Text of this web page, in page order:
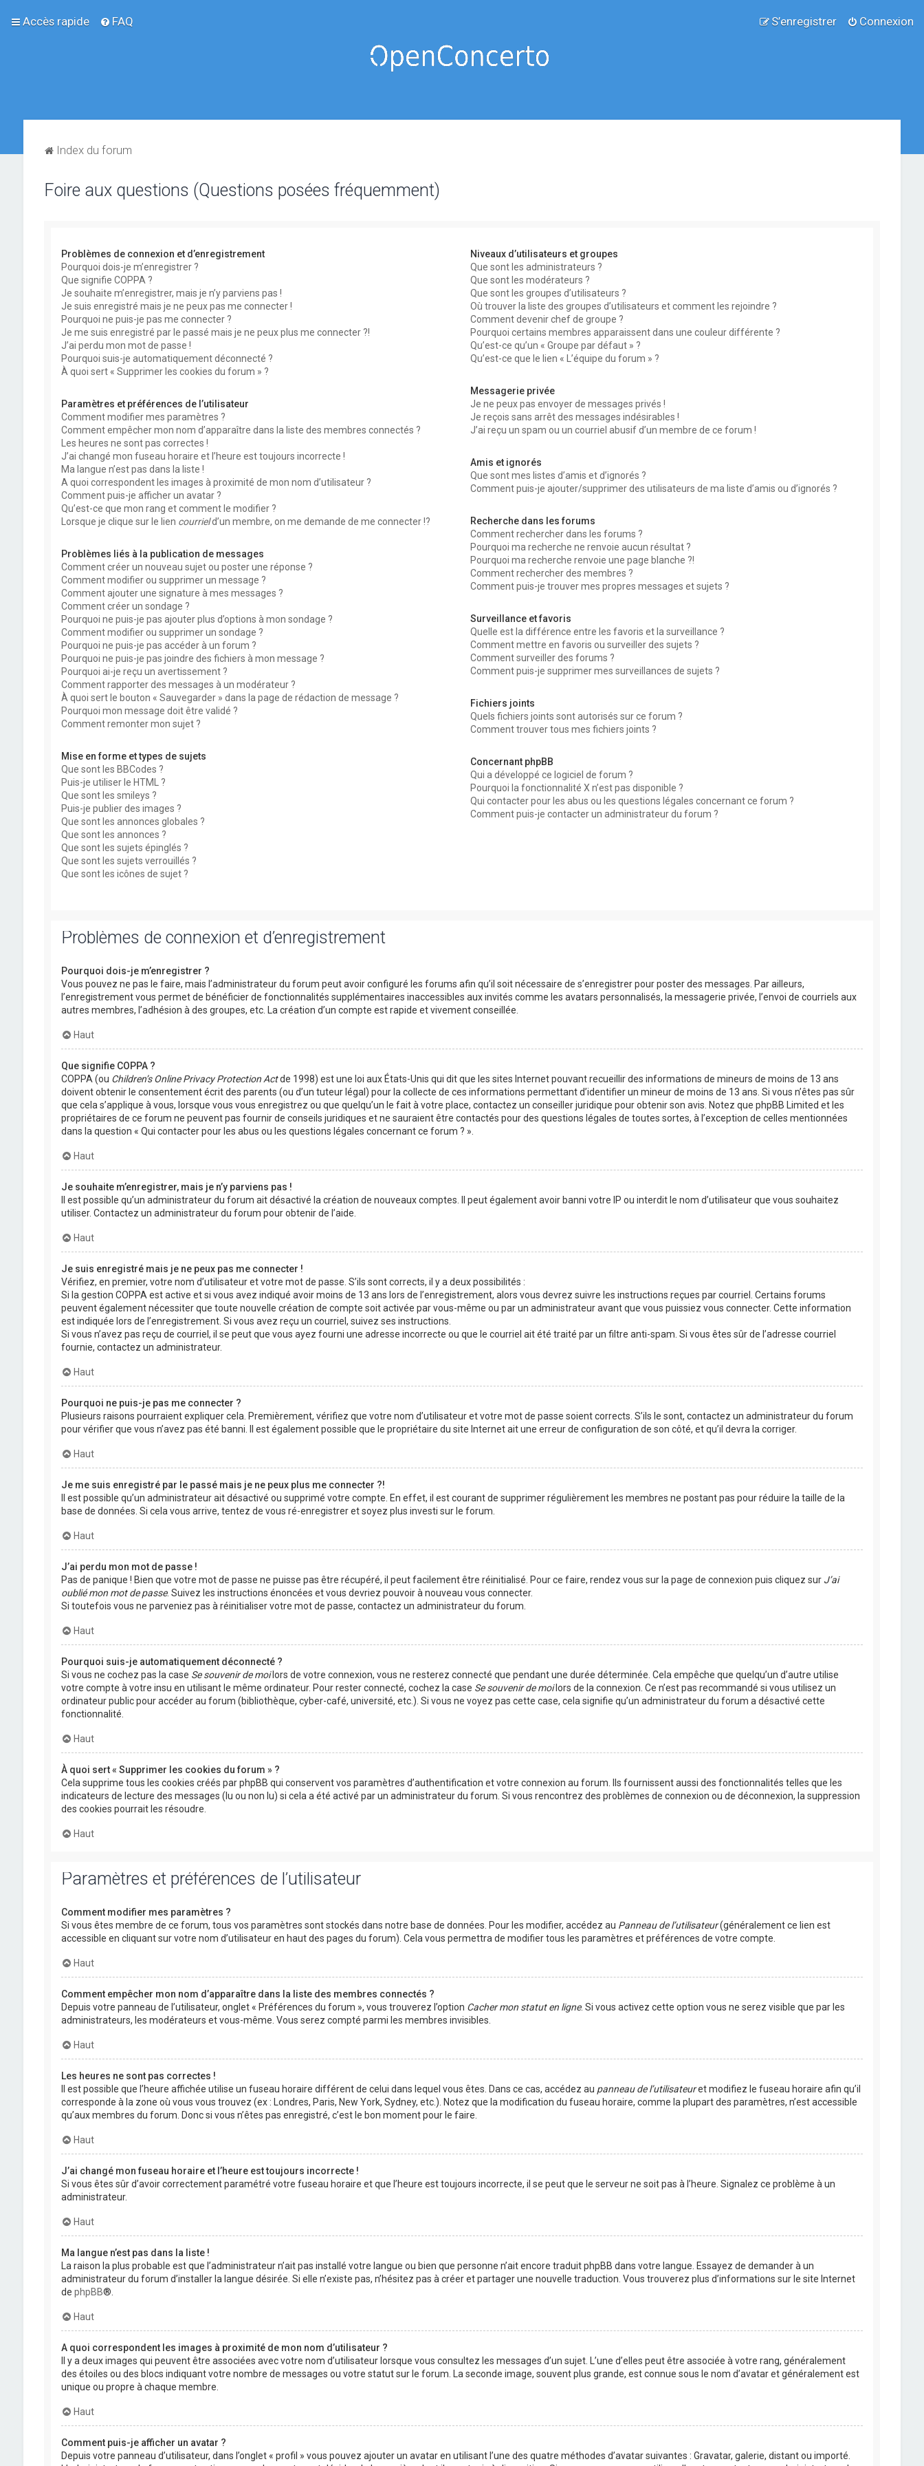
Accès rapide FAQ Connexion
S’enregistrer
Index du forum
Foire aux questions (Questions posées fréquemment)
Problèmes de connexion et d’enregistrement
Pourquoi dois-je m’enregistrer ?
Que signifie COPPA ?
Je souhaite m’enregistrer, mais je n’y parviens pas !
Je suis enregistré mais je ne peux pas me connecter !
Pourquoi ne puis-je pas me connecter ?
Je me suis enregistré par le passé mais je ne peux plus me connecter ?!
J’ai perdu mon mot de passe !
Pourquoi suis-je automatiquement déconnecté ?
À quoi sert « Supprimer les cookies du forum » ?
Paramètres et préférences de l’utilisateur
Comment modifier mes paramètres ?
Comment empêcher mon nom d’apparaître dans la liste des membres connectés ?
Les heures ne sont pas correctes !
J’ai changé mon fuseau horaire et l’heure est toujours incorrecte !
Ma langue n’est pas dans la liste !
A quoi correspondent les images à proximité de mon nom d’utilisateur ?
Comment puis-je afficher un avatar ?
Qu’est-ce que mon rang et comment le modifier ?
Lorsque je clique sur le lien courrield’un membre, on me demande de me connecter !?
Problèmes liés à la publication de messages
Comment créer un nouveau sujet ou poster une réponse ?
Comment modifier ou supprimer un message ?
Comment ajouter une signature à mes messages ?
Comment créer un sondage ?
Pourquoi ne puis-je pas ajouter plus d’options à mon sondage ?
Comment modifier ou supprimer un sondage ?
Pourquoi ne puis-je pas accéder à un forum ?
Pourquoi ne puis-je pas joindre des fichiers à mon message ?
Pourquoi ai-je reçu un avertissement ?
Comment rapporter des messages à un modérateur ?
À quoi sert le bouton « Sauvegarder » dans la page de rédaction de message ?
Pourquoi mon message doit être validé ?
Comment remonter mon sujet ?
Mise en forme et types de sujets
Que sont les BBCodes ?
Puis-je utiliser le HTML ?
Que sont les smileys ?
Puis-je publier des images ?
Que sont les annonces globales ?
Que sont les annonces ?
Que sont les sujets épinglés ?
Que sont les sujets verrouillés ?
Que sont les icônes de sujet ?
Niveaux d’utilisateurs et groupes
Que sont les administrateurs ?
Que sont les modérateurs ?
Que sont les groupes d’utilisateurs ?
Où trouver la liste des groupes d’utilisateurs et comment les rejoindre ?
Comment devenir chef de groupe ?
Pourquoi certains membres apparaissent dans une couleur différente ?
Qu’est-ce qu’un « Groupe par défaut » ?
Qu’est-ce que le lien « L’équipe du forum » ?
Messagerie privée
Je ne peux pas envoyer de messages privés !
Je reçois sans arrêt des messages indésirables !
J’ai reçu un spam ou un courriel abusif d’un membre de ce forum !
Amis et ignorés
Que sont mes listes d’amis et d’ignorés ?
Comment puis-je ajouter/supprimer des utilisateurs de ma liste d’amis ou d’ignorés ?
Recherche dans les forums
Comment rechercher dans les forums ?
Pourquoi ma recherche ne renvoie aucun résultat ?
Pourquoi ma recherche renvoie une page blanche ?!
Comment rechercher des membres ?
Comment puis-je trouver mes propres messages et sujets ?
Surveillance et favoris
Quelle est la différence entre les favoris et la surveillance ?
Comment mettre en favoris ou surveiller des sujets ?
Comment surveiller des forums ?
Comment puis-je supprimer mes surveillances de sujets ?
Fichiers joints
Quels fichiers joints sont autorisés sur ce forum ?
Comment trouver tous mes fichiers joints ?
Concernant phpBB
Qui a développé ce logiciel de forum ?
Pourquoi la fonctionnalité X n’est pas disponible ?
Qui contacter pour les abus ou les questions légales concernant ce forum ?
Comment puis-je contacter un administrateur du forum ?
Problèmes de connexion et d’enregistrement
Pourquoi dois-je m’enregistrer ?
Vous pouvez ne pas le faire, mais l’administrateur du forum peut avoir configuré les forums afin qu’il soit nécessaire de s’enregistrer pour poster des messages. Par ailleurs,
l’enregistrement vous permet de bénéficier de fonctionnalités supplémentaires inaccessibles aux invités comme les avatars personnalisés, la messagerie privée, l’envoi de courriels aux
autres membres, l’adhésion à des groupes, etc. La création d’un compte est rapide et vivement conseillée.
Haut
Que signifie COPPA ?
COPPA (ou Children’s Online Privacy Protection Actde 1998) est une loi aux États-Unis qui dit que les sites Internet pouvant recueillir des informations de mineurs de moins de 13 ans
doivent obtenir le consentement écrit des parents (ou d’un tuteur légal) pour la collecte de ces informations permettant d’identifier un mineur de moins de 13 ans. Si vous n’êtes pas sûr
que cela s’applique à vous, lorsque vous vous enregistrez ou que quelqu’un le fait à votre place, contactez un conseiller juridique pour obtenir son avis. Notez que phpBB Limited et les
propriétaires de ce forum ne peuvent pas fournir de conseils juridiques et ne sauraient être contactés pour des questions légales de toutes sortes, à l’exception de celles mentionnées
dans la question « Qui contacter pour les abus ou les questions légales concernant ce forum ? ».
Haut
Je souhaite m’enregistrer, mais je n’y parviens pas !
Il est possible qu’un administrateur du forum ait désactivé la création de nouveaux comptes. Il peut également avoir banni votre IP ou interdit le nom d’utilisateur que vous souhaitez
utiliser. Contactez un administrateur du forum pour obtenir de l’aide.
Haut
Je suis enregistré mais je ne peux pas me connecter !
Vérifiez, en premier, votre nom d’utilisateur et votre mot de passe. S’ils sont corrects, il y a deux possibilités :
Si la gestion COPPA est active et si vous avez indiqué avoir moins de 13 ans lors de l’enregistrement, alors vous devrez suivre les instructions reçues par courriel. Certains forums
peuvent également nécessiter que toute nouvelle création de compte soit activée par vous-même ou par un administrateur avant que vous puissiez vous connecter. Cette information
est indiquée lors de l’enregistrement. Si vous avez reçu un courriel, suivez ses instructions.
Si vous n’avez pas reçu de courriel, il se peut que vous ayez fourni une adresse incorrecte ou que le courriel ait été traité par un filtre anti-spam. Si vous êtes sûr de l’adresse courriel
fournie, contactez un administrateur.
Haut
Pourquoi ne puis-je pas me connecter ?
Plusieurs raisons pourraient expliquer cela. Premièrement, vérifiez que votre nom d’utilisateur et votre mot de passe soient corrects. S’ils le sont, contactez un administrateur du forum
pour vérifier que vous n’avez pas été banni. Il est également possible que le propriétaire du site Internet ait une erreur de configuration de son côté, et qu’il devra la corriger.
Haut
Je me suis enregistré par le passé mais je ne peux plus me connecter ?!
Il est possible qu’un administrateur ait désactivé ou supprimé votre compte. En effet, il est courant de supprimer régulièrement les membres ne postant pas pour réduire la taille de la
base de données. Si cela vous arrive, tentez de vous ré-enregistrer et soyez plus investi sur le forum.
Haut
J’ai perdu mon mot de passe !
Pas de panique ! Bien que votre mot de passe ne puisse pas être récupéré, il peut facilement être réinitialisé. Pour ce faire, rendez vous sur la page de connexion puis cliquez sur J’ai
oublié mon mot de passe. Suivez les instructions énoncées et vous devriez pouvoir à nouveau vous connecter.
Si toutefois vous ne parveniez pas à réinitialiser votre mot de passe, contactez un administrateur du forum.
Haut
Pourquoi suis-je automatiquement déconnecté ?
Si vous ne cochez pas la case Se souvenir de moilors de votre connexion, vous ne resterez connecté que pendant une durée déterminée. Cela empêche que quelqu’un d’autre utilise
votre compte à votre insu en utilisant le même ordinateur. Pour rester connecté, cochez la case Se souvenir de moilors de la connexion. Ce n’est pas recommandé si vous utilisez un
ordinateur public pour accéder au forum (bibliothèque, cyber-café, université, etc.). Si vous ne voyez pas cette case, cela signifie qu’un administrateur du forum a désactivé cette
fonctionnalité.
Haut
À quoi sert « Supprimer les cookies du forum » ?
Cela supprime tous les cookies créés par phpBB qui conservent vos paramètres d’authentification et votre connexion au forum. Ils fournissent aussi des fonctionnalités telles que les
indicateurs de lecture des messages (lu ou non lu) si cela a été activé par un administrateur du forum. Si vous rencontrez des problèmes de connexion ou de déconnexion, la suppression
des cookies pourrait les résoudre.
Haut
Paramètres et préférences de l’utilisateur
Comment modifier mes paramètres ?
Si vous êtes membre de ce forum, tous vos paramètres sont stockés dans notre base de données. Pour les modifier, accédez au Panneau de l’utilisateur(généralement ce lien est
accessible en cliquant sur votre nom d’utilisateur en haut des pages du forum). Cela vous permettra de modifier tous les paramètres et préférences de votre compte.
Haut
Comment empêcher mon nom d’apparaître dans la liste des membres connectés ?
Depuis votre panneau de l’utilisateur, onglet « Préférences du forum », vous trouverez l’option Cacher mon statut en ligne. Si vous activez cette option vous ne serez visible que par les
administrateurs, les modérateurs et vous-même. Vous serez compté parmi les membres invisibles.
Haut
Les heures ne sont pas correctes !
Il est possible que l’heure affichée utilise un fuseau horaire différent de celui dans lequel vous êtes. Dans ce cas, accédez au panneau de l’utilisateuret modifiez le fuseau horaire afin qu’il
corresponde à la zone où vous vous trouvez (ex : Londres, Paris, New York, Sydney, etc.). Notez que la modification du fuseau horaire, comme la plupart des paramètres, n’est accessible
qu’aux membres du forum. Donc si vous n’êtes pas enregistré, c’est le bon moment pour le faire.
Haut
J’ai changé mon fuseau horaire et l’heure est toujours incorrecte !
Si vous êtes sûr d’avoir correctement paramétré votre fuseau horaire et que l’heure est toujours incorrecte, il se peut que le serveur ne soit pas à l’heure. Signalez ce problème à un
administrateur.
Haut
Ma langue n’est pas dans la liste !
La raison la plus probable est que l’administrateur n’ait pas installé votre langue ou bien que personne n’ait encore traduit phpBB dans votre langue. Essayez de demander à un
administrateur du forum d’installer la langue désirée. Si elle n’existe pas, n’hésitez pas à créer et partager une nouvelle traduction. Vous trouverez plus d’informations sur le site Internet
de phpBB®.
Haut
A quoi correspondent les images à proximité de mon nom d’utilisateur ?
Il y a deux images qui peuvent être associées avec votre nom d’utilisateur lorsque vous consultez les messages d’un sujet. L’une d’elles peut être associée à votre rang, généralement
des étoiles ou des blocs indiquant votre nombre de messages ou votre statut sur le forum. La seconde image, souvent plus grande, est connue sous le nom d’avatar et généralement est
unique ou propre à chaque membre.
Haut
Comment puis-je afficher un avatar ?
Depuis votre panneau d’utilisateur, dans l’onglet « profil » vous pouvez ajouter un avatar en utilisant l’une des quatre méthodes d’avatar suivantes : Gravatar, galerie, distant ou importé.